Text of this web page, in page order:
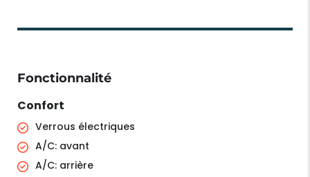
Fonctionnalité
Confort
Verrous électriques
A/C: avant
A/C: arrière